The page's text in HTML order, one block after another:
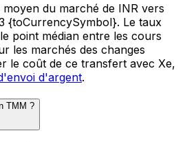
du marché de INR vers
{toCurrencySymbol}. Le taux
point médian entre les cours
les marchés des changes
le coût de ce transfert avec Xe,
d'argent.
TMM ?